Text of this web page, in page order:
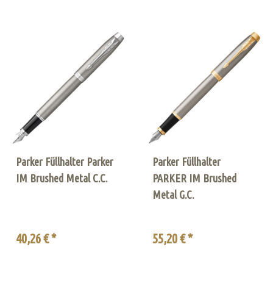
Parker Füllhalter Parker
IM Brushed Metal C.C.
40,26 € *
Parker Füllhalter
PARKER IM Brushed
Metal G.C.
55,20 € *